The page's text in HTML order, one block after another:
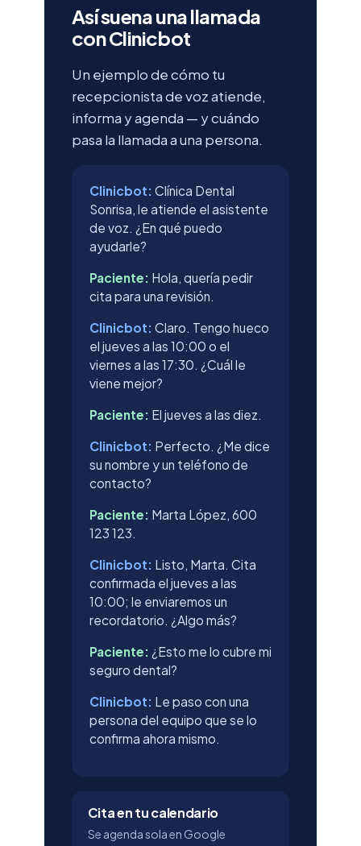
Así suena una llamada
con Clinicbot
Un ejemplo de cómo tu
recepcionista de voz atiende,
informa y agenda — y cuándo
pasa la llamada a una persona.
Clinicbot: Clínica Dental
Sonrisa, le atiende el asistente
de voz. ¿En qué puedo
ayudarle?
Paciente: Hola, quería pedir
cita para una revisión.
Clinicbot: Claro. Tengo hueco
el jueves a las 10:00 o el
viernes a las 17:30. ¿Cuál le
viene mejor?
Paciente: El jueves a las diez.
Clinicbot: Perfecto. ¿Me dice
su nombre y un teléfono de
contacto?
Paciente: Marta López, 600
123 123.
Clinicbot: Listo, Marta. Cita
confirmada el jueves a las
10:00; le enviaremos un
recordatorio. ¿Algo más?
Paciente: ¿Esto me lo cubre mi
seguro dental?
Clinicbot: Le paso con una
persona del equipo que se lo
confirma ahora mismo.
Cita en tu calendario
Se agenda sola en Google